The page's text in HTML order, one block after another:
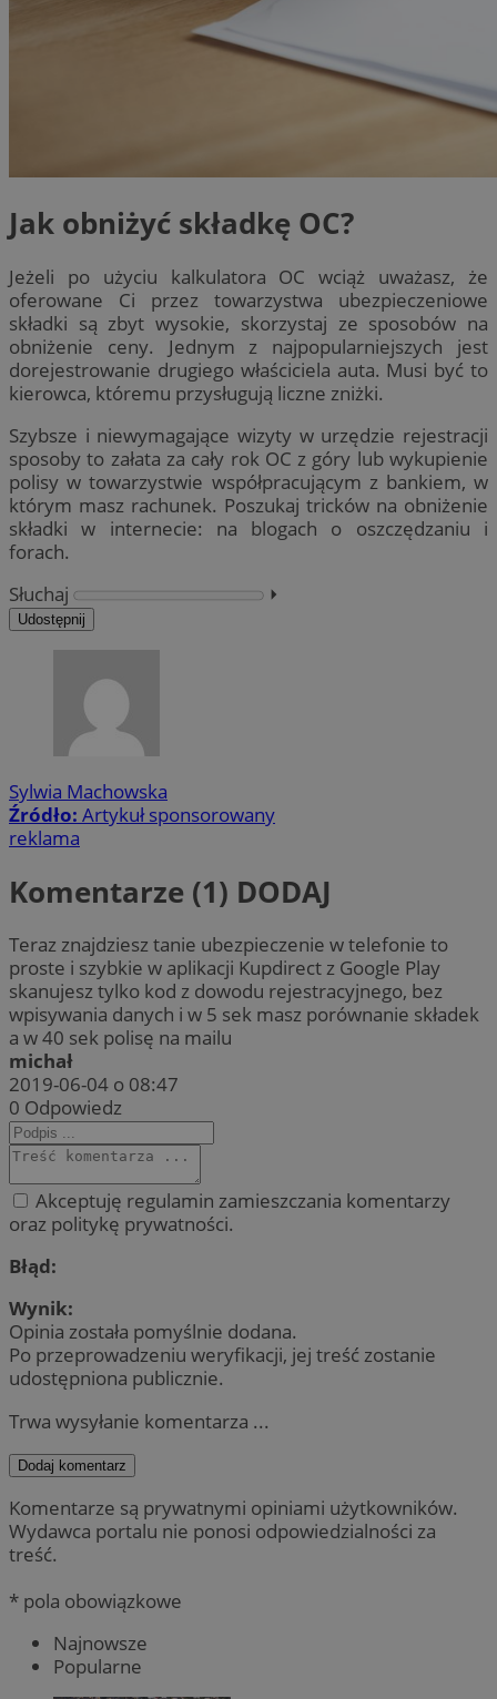
Jak obniżyć składkę OC?
Jeżeli po użyciu kalkulatora OC wciąż uważasz, że
oferowane Ci przez towarzystwa ubezpieczeniowe
składki są zbyt wysokie, skorzystaj ze sposobów na
obniżenie ceny. Jednym z najpopularniejszych jest
dorejestrowanie drugiego właściciela auta. Musi być to
kierowca, któremu przysługują liczne zniżki.
Szybsze i niewymagające wizyty w urzędzie rejestracji
sposoby to załata za cały rok OC z góry lub wykupienie
polisy w towarzystwie współpracującym z bankiem, w
którym masz rachunek. Poszukaj tricków na obniżenie
składki w internecie: na blogach o oszczędzaniu i
forach.
Słuchaj
⏵︎
Udostępnij
Sylwia Machowska
Źródło: Artykuł sponsorowany
reklama
Komentarze (1) DODAJ
Teraz znajdziesz tanie ubezpieczenie w telefonie to
proste i szybkie w aplikacji Kupdirect z Google Play
skanujesz tylko kod z dowodu rejestracyjnego, bez
wpisywania danych i w 5 sek masz porównanie składek
a w 40 sek polisę na mailu
michał
2019-06-04 o 08:47
0 Odpowiedz
Akceptuję regulamin zamieszczania komentarzy
oraz politykę prywatności.
Błąd:
Wynik:
Opinia została pomyślnie dodana.
Po przeprowadzeniu weryfikacji, jej treść zostanie
udostępniona publicznie.
Trwa wysyłanie komentarza ...
Dodaj komentarz
Komentarze są prywatnymi opiniami użytkowników.
Wydawca portalu nie ponosi odpowiedzialności za
treść.
* pola obowiązkowe
Najnowsze
Popularne